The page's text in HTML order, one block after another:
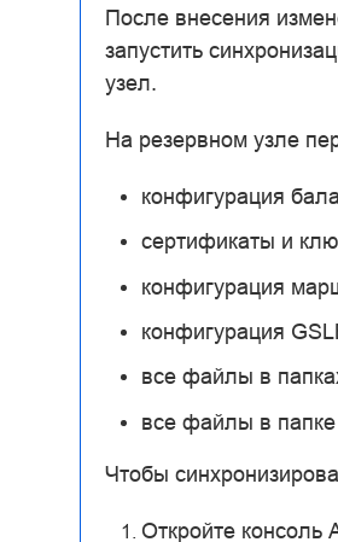
После внесения
запустить
узел.
На резервном узле
конфигурация
сертификаты и
конфигурация
конфигурация
все файлы в
все файлы в папке
Чтобы
Откройте консоль